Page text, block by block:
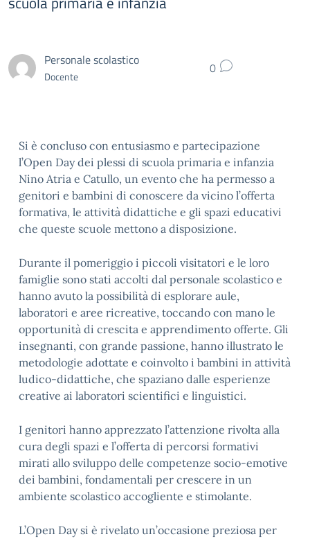
Personale scolastico
Docente 0
Si è concluso con entusiasmo e partecipazione
l’Open Day dei plessi di scuola primaria e infanzia
Nino Atria e Catullo, un evento che ha permesso a
genitori e bambini di conoscere da vicino l’offerta
formativa, le attività didattiche e gli spazi educativi
che queste scuole mettono a disposizione.
Durante il pomeriggio i piccoli visitatori e le loro
famiglie sono stati accolti dal personale scolastico e
hanno avuto la possibilità di esplorare aule,
laboratori e aree ricreative, toccando con mano le
opportunità di crescita e apprendimento offerte. Gli
insegnanti, con grande passione, hanno illustrato le
metodologie adottate e coinvolto i bambini in attività
ludico-didattiche, che spaziano dalle esperienze
creative ai laboratori scientifici e linguistici.
I genitori hanno apprezzato l’attenzione rivolta alla
cura degli spazi e l’offerta di percorsi formativi
mirati allo sviluppo delle competenze socio-emotive
dei bambini, fondamentali per crescere in un
ambiente scolastico accogliente e stimolante.
L’Open Day si è rivelato un’occasione preziosa per